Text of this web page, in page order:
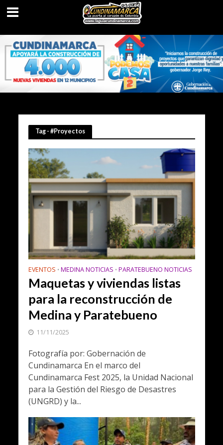
Tag - #Proyectos
EVENTOS • MEDINA NOTICIAS • PARATEBUENO NOTICIAS
Maquetas y viviendas listas
para la reconstrucción de
Medina y Paratebueno
11/11/2025
Fotografía por: Gobernación de
Cundinamarca En el marco del
Cundinamarca Fest 2025, la Unidad Nacional
para la Gestión del Riesgo de Desastres
(UNGRD) y la...